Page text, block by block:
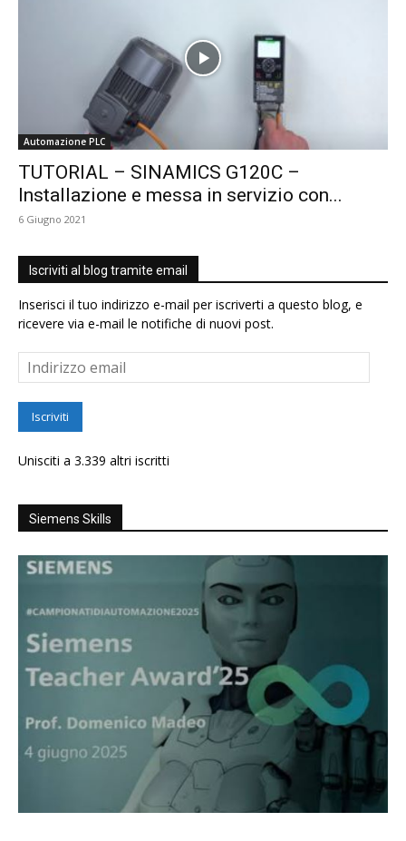
Automazione PLC
TUTORIAL – SINAMICS G120C –
Installazione e messa in servizio con...
6 Giugno 2021
Iscriviti al blog tramite email
Inserisci il tuo indirizzo e-mail per iscriverti a questo blog, e
ricevere via e-mail le notifiche di nuovi post.
Indirizzo
email
Iscriviti
Unisciti a 3.339 altri iscritti
Siemens Skills